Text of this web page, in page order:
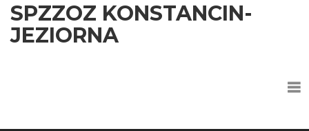
SPZZOZ KONSTANCIN-
JEZIORNA